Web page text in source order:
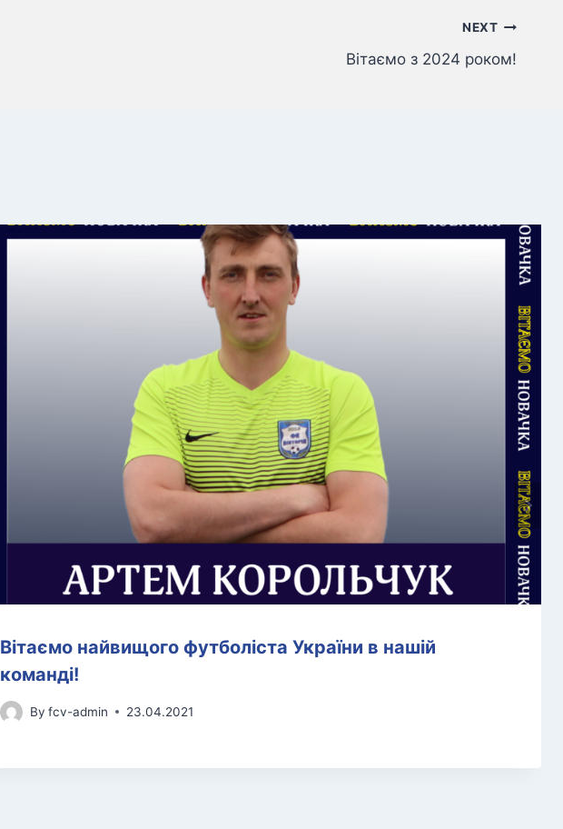
NEXT
Вітаємо з 2024 роком!
Вітаємо найвищого футболіста України в нашій
команді!
By fcv-admin 23.04.2021